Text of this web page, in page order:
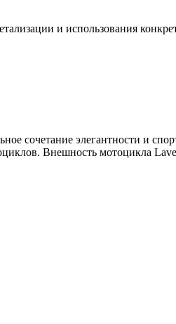
и использования
сочетание элегантности и
Внешность мотоцикла